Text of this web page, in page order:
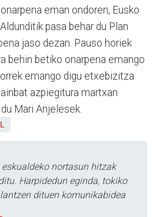
eman ondoren, Eusko
pasa behar du Plan
jaso dezan. Pauso horiek
behin betiko onarpena emango
emango digu etxebizitza
azpiegitura martxan
Mari Anjelesek.
eskualdeko nortasun hitzak
Harpidedun eginda, tokiko
dituen komunikabidea